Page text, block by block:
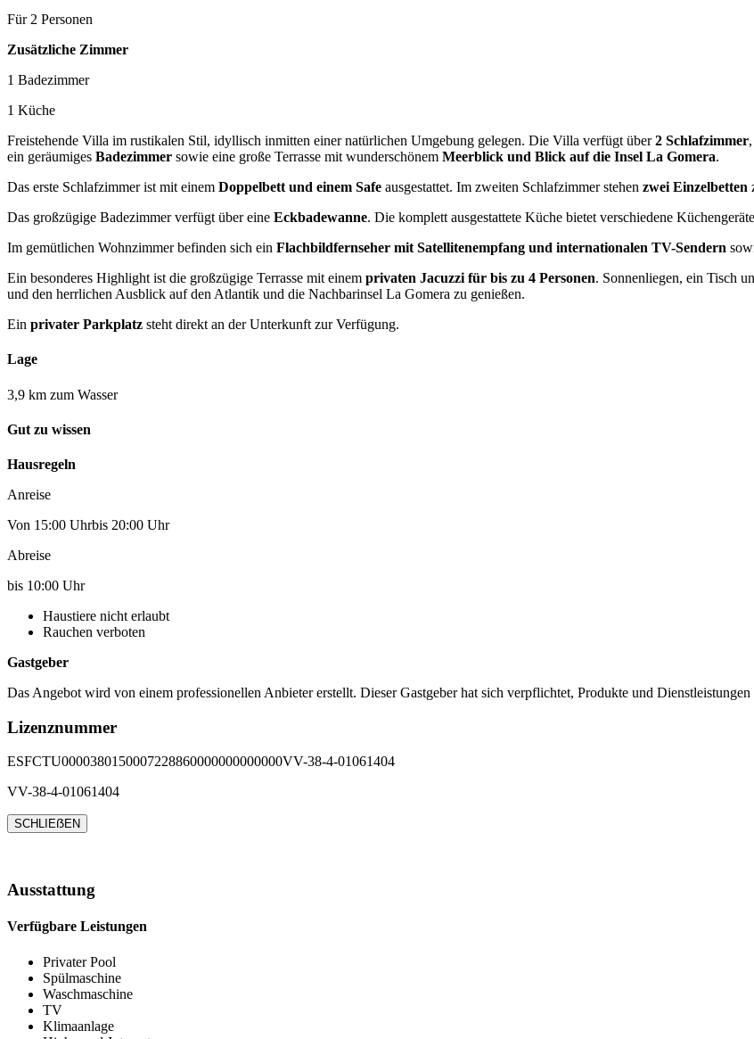
Für 2 Personen
Zusätzliche Zimmer
1 Badezimmer
1 Küche
Freistehende Villa im rustikalen Stil, idyllisch inmitten einer natürlichen Umgebung gelegen. Die Villa verfügt über2 Schlafzimmer
ein geräumiges Badezimmer sowie eine große Terrasse mit wunderschönem Meerblick und Blick auf die Insel La Gomera.
Das erste Schlafzimmer ist mit einem Doppelbett und einem Safe ausgestattet. Im zweiten Schlafzimmer stehen zwei Einzelbetten
Das großzügige Badezimmer verfügt über eine Eckbadewanne. Die komplett ausgestattete Küche bietet verschiedene
Im gemütlichen Wohnzimmer befinden sich ein Flachbildfernseher mit Satellitenempfang und internationalen TV-Sendern
Ein besonderes Highlight ist die großzügige Terrasse mit einem privaten Jacuzzi für bis zu 4 Personen. Sonnenliegen, ein Tisch
und den herrlichen Ausblick auf den Atlantik und die Nachbarinsel La Gomera zu genießen.
Ein privater Parkplatz steht direkt an der Unterkunft zur Verfügung.
Lage
3,9 km zum Wasser
Gut zu wissen
Hausregeln
Anreise
Von 15:00 Uhrbis 20:00 Uhr
Abreise
bis 10:00 Uhr
Haustiere nicht erlaubt
Rauchen verboten
Gastgeber
Das Angebot wird von einem professionellen Anbieter erstellt. Dieser Gastgeber hat sich verpflichtet, Produkte und
Lizenznummer
ESFCTU0000380150007228860000000000000VV-38-4-01061404
VV-38-4-01061404
SCHLIEẞEN
Ausstattung
Verfügbare Leistungen
Privater Pool
Spülmaschine
Waschmaschine
TV
Klimaanlage